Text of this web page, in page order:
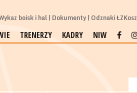
boisk i hal Dokumenty Odznaki ŁZKosz
TRENERZY KADRY NIW